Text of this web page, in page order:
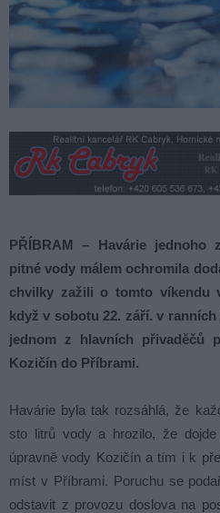
PŘÍBRAM – Havárie jednoho
pitné vody málem ochromila
chvilky zažili o tomto víkendu
když v sobotu 22. září. v
jednom z hlavních přivaděčů
Kozičín do Příbrami.
Havárie byla tak rozsáhlá, že
sto litrů vody a hrozilo, že
úpravně vody Kozičín a tím i k
míst v Příbrami. Poruchu se
odstavit z provozu doslova na